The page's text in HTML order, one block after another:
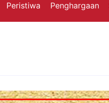
Peristiwa Penghargaan